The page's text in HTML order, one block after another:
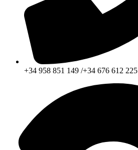
+34 958 851 149 /+34 676 612 225